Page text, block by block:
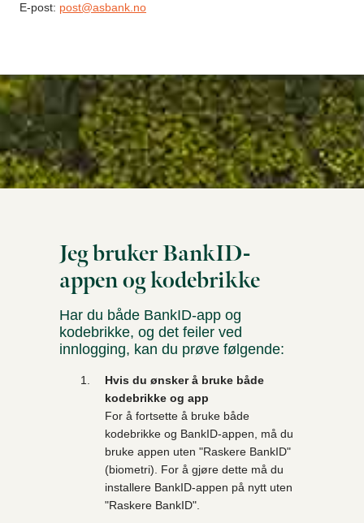
E-post: post@asbank.no
Jeg bruker BankID-
appen og kodebrikke
Har du både BankID-app og
kodebrikke, og det feiler ved
innlogging, kan du prøve følgende:
Hvis du ønsker å bruke både
kodebrikke og app
For å fortsette å bruke både
kodebrikke og BankID-appen, må du
bruke appen uten "Raskere BankID"
(biometri). For å gjøre dette må du
installere BankID-appen på nytt uten
"Raskere BankID".